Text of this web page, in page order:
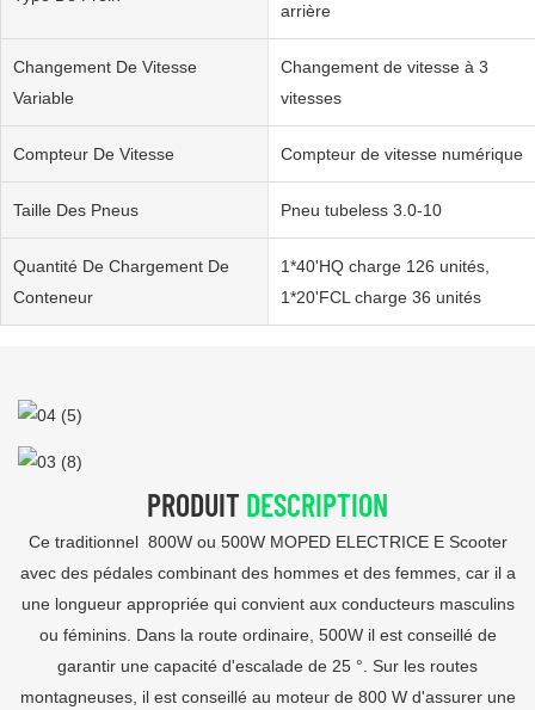
arrière
Changement De Vitesse
Variable
Changement de vitesse à 3
vitesses
Compteur De Vitesse Compteur de vitesse numérique
Taille Des Pneus Pneu tubeless 3.0-10
Quantité De Chargement De
Conteneur
1*40'HQ charge 126 unités,
1*20'FCL charge 36 unités
PRODUIT DESCRIPTION
Ce traditionnel 800W ou 500W MOPED ELECTRICE E Scooter
avec des pédales combinant des hommes et des femmes, car il a
une longueur appropriée qui convient aux conducteurs masculins
ou féminins. Dans la route ordinaire, 500W il est conseillé de
garantir une capacité d'escalade de 25 °. Sur les routes
montagneuses, il est conseillé au moteur de 800 W d'assurer une